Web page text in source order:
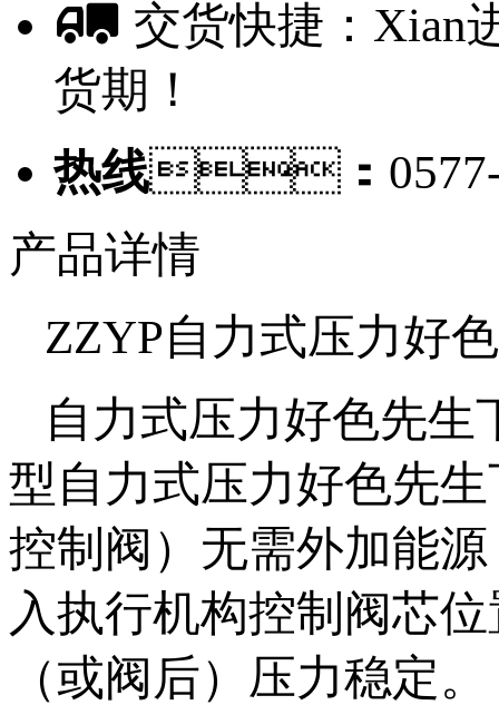
交货快捷：Xian
货期！
热线：0577-
产品详情
ZZYP自力式压力好
自力式压力好色先
型自力式压力好色先
控制阀）无需外加能源
入执行机构控制阀芯位置
（或阀后）压力稳定。